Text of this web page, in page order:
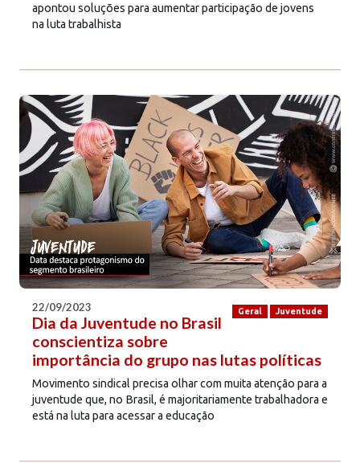
apontou soluções para aumentar participação de jovens
na luta trabalhista
Geral Juventude
22/09/2023
Dia da Juventude no Brasil
conscientiza sobre
importância do grupo nas lutas políticas
Movimento sindical precisa olhar com muita atenção para a
juventude que, no Brasil, é majoritariamente trabalhadora e
está na luta para acessar a educação